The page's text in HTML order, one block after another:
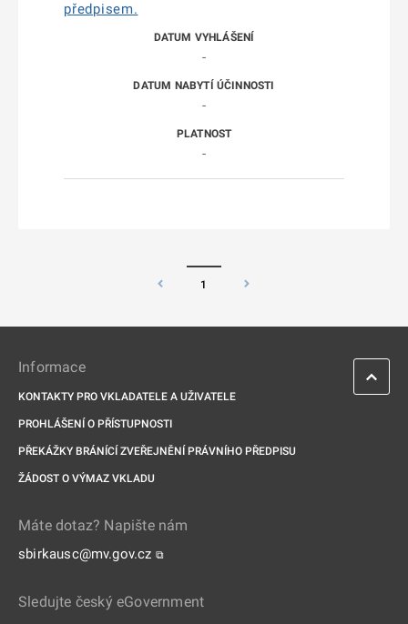
předpisem.
-
-
-
1
Informace
KONTAKTY PRO VKLADATELE A UŽIVATELE
PROHLÁŠENÍ O PŘÍSTUPNOSTI
PŘEKÁŽKY BRÁNÍCÍ ZVEŘEJNĚNÍ PRÁVNÍHO PŘEDPISU
ŽÁDOST O VÝMAZ VKLADU
Máte dotaz? Napište nám
sbirkausc@mv.gov.cz ⧉
Sledujte český eGovernment